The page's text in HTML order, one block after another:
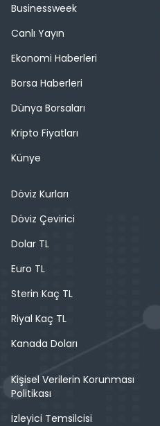
Businessweek
Canlı Yayın
Ekonomi Haberleri
Borsa Haberleri
Dünya Borsaları
Kripto Fiyatları
Künye
Döviz Kurları
Döviz Çevirici
Dolar TL
Euro TL
Sterin Kaç TL
Riyal Kaç TL
Kanada Doları
Kişisel Verilerin Korunması
Politikası
İzleyici Temsilcisi